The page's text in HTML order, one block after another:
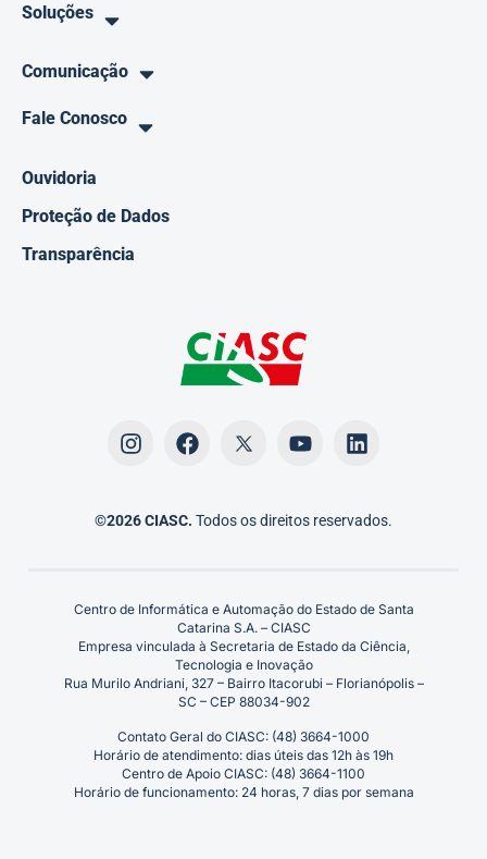
Soluções
Comunicação
Fale Conosco
Ouvidoria
Proteção de Dados
Transparência
©2026 CIASC. Todos os direitos reservados.
Centro de Informática e Automação do Estado de Santa
Catarina S.A. – CIASC
Empresa vinculada à Secretaria de Estado da Ciência,
Tecnologia e Inovação
Rua Murilo Andriani, 327 – Bairro Itacorubi – Florianópolis –
SC – CEP 88034-902
Contato Geral do CIASC: (48) 3664-1000
Horário de atendimento: dias úteis das 12h às 19h
Centro de Apoio CIASC: (48) 3664-1100
Horário de funcionamento: 24 horas, 7 dias por semana